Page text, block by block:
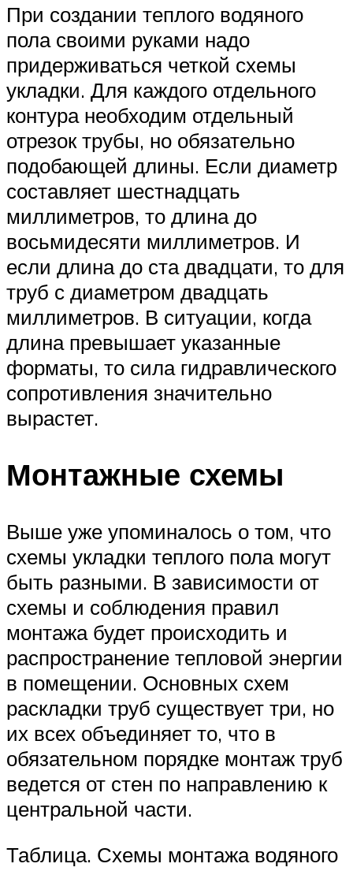
При создании теплого водяного
пола своими руками надо
придерживаться четкой схемы
укладки. Для каждого отдельного
контура необходим отдельный
отрезок трубы, но обязательно
подобающей длины. Если диаметр
составляет шестнадцать
миллиметров, то длина до
восьмидесяти миллиметров. И
если длина до ста двадцати, то для
труб с диаметром двадцать
миллиметров. В ситуации, когда
длина превышает указанные
форматы, то сила гидравлического
сопротивления значительно
вырастет.
Монтажные схемы
Выше уже упоминалось о том, что
схемы укладки теплого пола могут
быть разными. В зависимости от
схемы и соблюдения правил
монтажа будет происходить и
распространение тепловой энергии
в помещении. Основных схем
раскладки труб существует три, но
их всех объединяет то, что в
обязательном порядке монтаж труб
ведется от стен по направлению к
центральной части.
Таблица. Схемы монтажа водяного